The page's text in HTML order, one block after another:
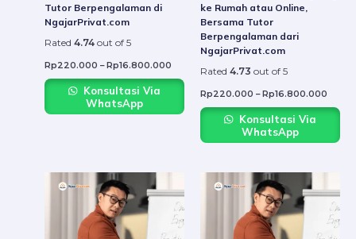
Tutor Berpengalaman di
NgajarPrivat.com
Rated 4.74 out of 5
Rp220.000 – Rp16.800.000
product
Konsultasi Via
WhatsApp
ke Rumah atau Online,
Bersama Tutor
Berpengalaman dari
NgajarPrivat.com
Rated 4.73 out of 5
Rp220.000 – Rp16.800.000
Konsultasi Via
WhatsApp
range:
Rp220.000
through
Rp16.800.000
product
has
multiple
range:
has